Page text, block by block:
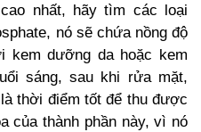
nhất, hãy tìm các loại
nó sẽ chứa nồng độ
kem dưỡng da hoặc kem
sáng, sau khi rửa mặt,
thời điểm tốt để thu được
của thành phần này, vì nó